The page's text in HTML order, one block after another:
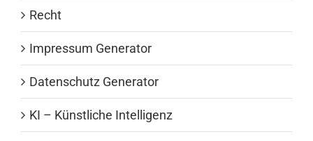
Recht
Impressum Generator
Datenschutz Generator
KI – Künstliche Intelligenz